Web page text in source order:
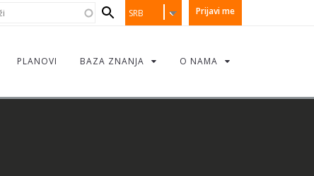
Prijavi me
SRB
PLANOVI BAZA ZNANJA O NAMA